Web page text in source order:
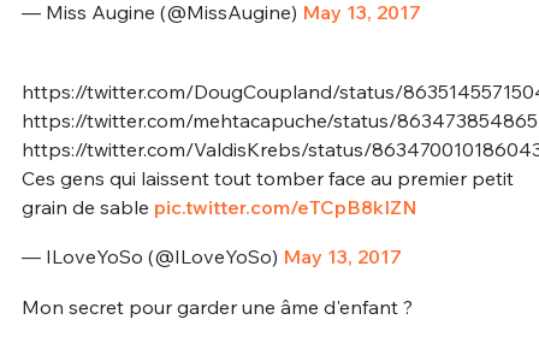
— Miss Augine (@MissAugine) May 13, 2017
https://twitter.com/DougCoupland/status/
https://twitter.com/mehtacapuche/status/
https://twitter.com/ValdisKrebs/status/
Ces gens qui laissent tout tomber face au premier petit
grain de sable pic.twitter.com/eTCpB8kIZN
— ILoveYoSo (@ILoveYoSo) May 13, 2017
Mon secret pour garder une âme d'enfant ?